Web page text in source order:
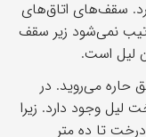
سقف‌های اتاق‌های
نمی‌شود زیر سقف
لیل است.
حاره می‌روید. در
لیل وجود دارد. زیرا
تا ده متر